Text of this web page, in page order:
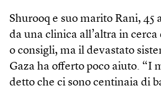
Shurooq e suo marito Rani, 45
da una clinica all’altra in
o consigli, ma il devastato
Gaza ha offerto poco aiuto. “I
detto che ci sono centinaia di